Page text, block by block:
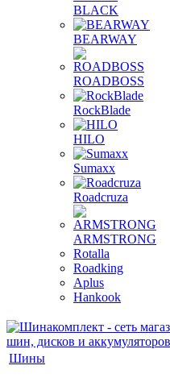
BLACK
BEARWAY
ROADBOSS
RockBlade
HILO
Sumaxx
Roadcruza
ARMSTRONG
Rotalla
Roadking
Aplus
Hankook
Шины